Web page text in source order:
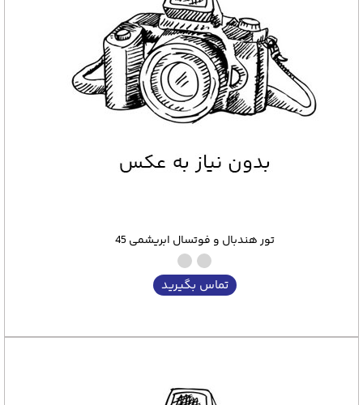
تور هندبال و فوتسال ابریشمی 45
تماس بگیرید